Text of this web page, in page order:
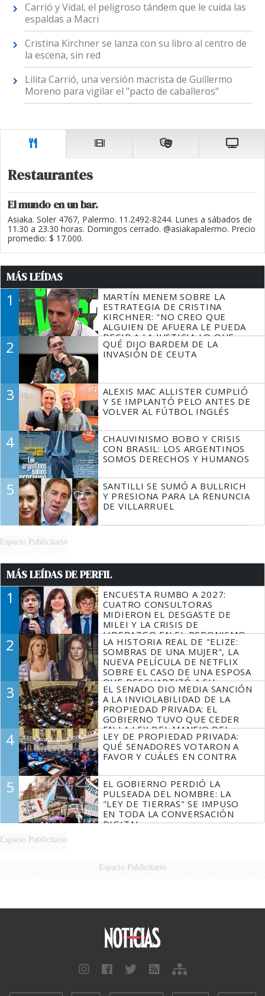
Carrió y Vidal, el peligroso tándem que le cuida las
espaldas a Macri
Cristina Kirchner se lanza con su libro al centro de
la escena, sin red
Lilita Carrió, una versión macrista de Guillermo
Moreno para vigilar el "pacto de caballeros"
Restaurantes
El mundo en un bar.
Asiaka. Soler 4767, Palermo. 11.2492-8244. Lunes a sábados de
11.30 a 23.30 horas. Domingos cerrado. @asiakapalermo. Precio
promedio: $ 17.000.
MÁS LEÍDAS
1
MARTÍN MENEM SOBRE LA
ESTRATEGIA DE CRISTINA
KIRCHNER: "NO CREO QUE
ALGUIEN DE AFUERA LE PUEDA
DECIR A LA JUSTICIA LO QUE
TIENE QUE HACER"
2
QUÉ DIJO BARDEM DE LA
INVASIÓN DE CEUTA
3
ALEXIS MAC ALLISTER CUMPLIÓ
Y SE IMPLANTÓ PELO ANTES DE
VOLVER AL FÚTBOL INGLÉS
4
CHAUVINISMO BOBO Y CRISIS
CON BRASIL: LOS ARGENTINOS
SOMOS DERECHOS Y HUMANOS
5
SANTILLI SE SUMÓ A BULLRICH
Y PRESIONA PARA LA RENUNCIA
DE VILLARRUEL
Espacio Publicitario
MÁS LEÍDAS DE PERFIL
1
ENCUESTA RUMBO A 2027:
CUATRO CONSULTORAS
MIDIERON EL DESGASTE DE
MILEI Y LA CRISIS DE
LIDERAZGO EN EL PERONISMO
2
LA HISTORIA REAL DE "ELIZE:
SOMBRAS DE UNA MUJER", LA
NUEVA PELÍCULA DE NETFLIX
SOBRE EL CASO DE UNA ESPOSA
QUE DESCUARTIZÓ A SU
MARIDO
3
EL SENADO DIO MEDIA SANCIÓN
A LA INVIOLABILIDAD DE LA
PROPIEDAD PRIVADA: EL
GOBIERNO TUVO QUE CEDER
EN LA LEY DEL MANEJO DEL
FUEGO
4
LEY DE PROPIEDAD PRIVADA:
QUÉ SENADORES VOTARON A
FAVOR Y CUÁLES EN CONTRA
5
EL GOBIERNO PERDIÓ LA
PULSEADA DEL NOMBRE: LA
"LEY DE TIERRAS" SE IMPUSO
EN TODA LA CONVERSACIÓN
DIGITAL
Espacio Publicitario
Espacio Publicitario